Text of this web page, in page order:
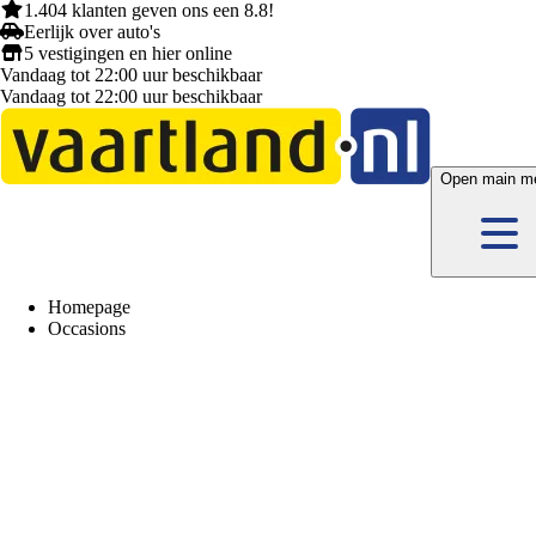
1.404 klanten geven ons een 8.8!
Eerlijk over auto's
5 vestigingen en hieronline
Vandaag tot 22:00 uur beschikbaar
Vandaag tot 22:00 uur beschikbaar
Open main
Homepage
Occasions